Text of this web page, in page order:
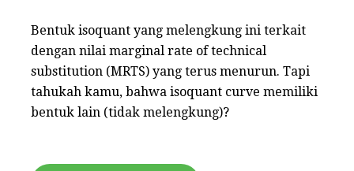
Bentuk isoquant yang melengkung ini terkait
dengan nilai marginal rate of technical
substitution (MRTS) yang terus menurun. Tapi
tahukah kamu, bahwa isoquant curve memiliki
bentuk lain (tidak melengkung)?